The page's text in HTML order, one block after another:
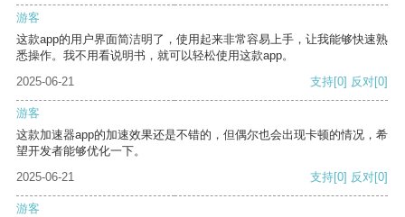
游客
这款app的用户界面简洁明了，使用起来非常容易上手，让我能够快速熟
悉操作。我不用看说明书，就可以轻松使用这款app。
2025-06-21
支持[0] 反对[0]
游客
这款加速器app的加速效果还是不错的，但偶尔也会出现卡顿的情况，希
望开发者能够优化一下。
2025-06-21
支持[0] 反对[0]
游客